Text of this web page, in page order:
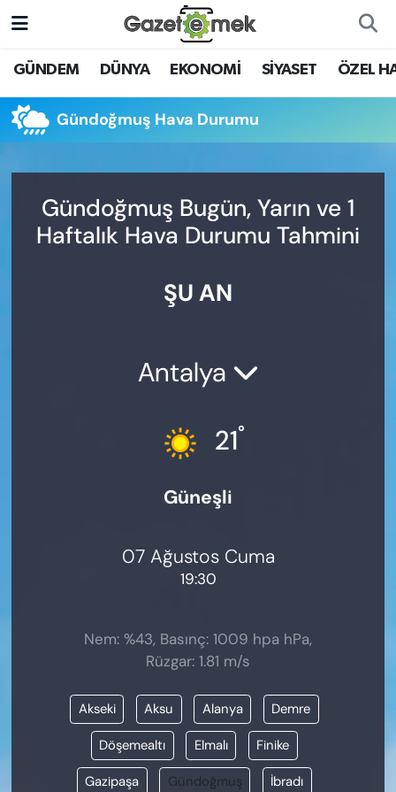
GÜNDEM DÜNYA EKONOMİ SİYASET ÖZEL
Gündoğmuş Hava Durumu
Gündoğmuş Bugün, Yarın ve 1
Haftalık Hava Durumu Tahmini
ŞU AN
Antalya
21°
Güneşli
07 Ağustos Cuma
19:30
Nem: %43, Basınç: 1009 hpa hPa,
Rüzgar: 1.81 m/s
Akseki Aksu Alanya Demre
Döşemealtı Elmalı Finike
Gazipaşa Gündoğmuş İbradı
DÜNYA
EKONOMİ
YENİ MEDYADA EMEK
GAZETECİLİĞİNİ GELİŞTİRMEK
ÖZEL HABER
SİYASET
VAN VE DİYARBAKIR HABERLERİ
Nöbetçi Eczaneler
Hava Durumu
Trafik Durumu
Süper Lig Puan Durumu ve Fikstür